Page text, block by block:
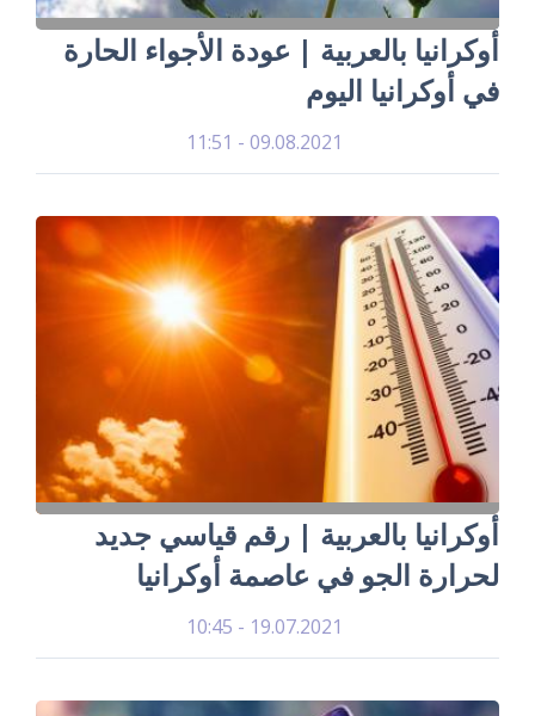
أوكرانيا بالعربية | عودة الأجواء الحارة
في أوكرانيا اليوم
09.08.2021 - 11:51
أوكرانيا بالعربية | رقم قياسي جديد
لحرارة الجو في عاصمة أوكرانيا
19.07.2021 - 10:45